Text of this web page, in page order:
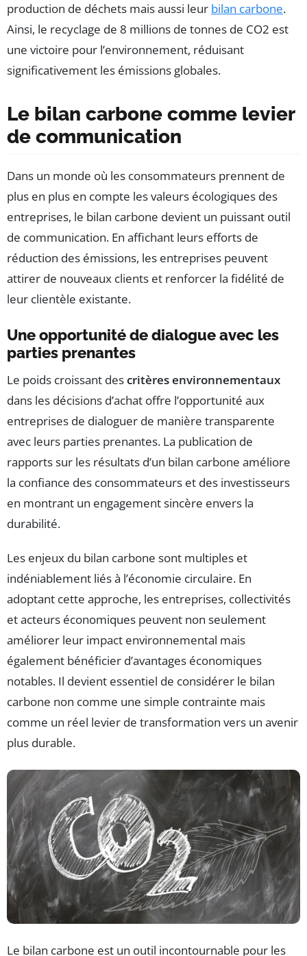
production de déchets mais aussi leur bilan carbone.
Ainsi, le recyclage de 8 millions de tonnes de CO2 est
une victoire pour l’environnement, réduisant
significativement les émissions globales.
Le bilan carbone comme levier
de communication
Dans un monde où les consommateurs prennent de
plus en plus en compte les valeurs écologiques des
entreprises, le bilan carbone devient un puissant outil
de communication. En affichant leurs efforts de
réduction des émissions, les entreprises peuvent
attirer de nouveaux clients et renforcer la fidélité de
leur clientèle existante.
Une opportunité de dialogue avec les
parties prenantes
Le poids croissant descritères environnementaux
dans les décisions d’achat offre l’opportunité aux
entreprises de dialoguer de manière transparente
avec leurs parties prenantes. La publication de
rapports sur les résultats d’un bilan carbone améliore
la confiance des consommateurs et des investisseurs
en montrant un engagement sincère envers la
durabilité.
Les enjeux du bilan carbone sont multiples et
indéniablement liés à l’économie circulaire. En
adoptant cette approche, les entreprises, collectivités
et acteurs économiques peuvent non seulement
améliorer leur impact environnemental mais
également bénéficier d’avantages économiques
notables. Il devient essentiel de considérer le bilan
carbone non comme une simple contrainte mais
comme un réel levier de transformation vers un avenir
plus durable.
Le bilan carbone est un outil incontournable pour les